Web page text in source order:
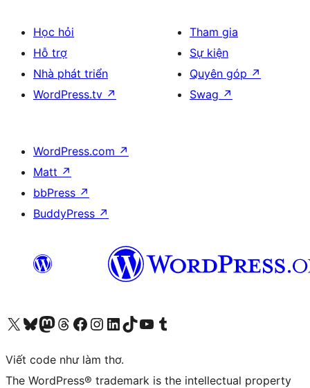
Học hỏi
Hỗ trợ
Nhà phát triển
WordPress.tv ↗
Tham gia
Sự kiện
Quyên góp ↗
Swag ↗
WordPress.com ↗
Matt ↗
bbPress ↗
BuddyPress ↗
Truy cập tài khoản X (trước đây là Twitter) của chúng tôiVisit our Bluesky account
Visit our Mastodon account
Visit our Threads account
Xem trang Facebook của chúng tôiTruy cập tài khoản Instagram của chúng tôiTruy cập tài khoản LinkedIn của chúng tôiVisit our TikTok account
Truy cập kênh YouTube của chúng tôi Visit our Tumblr account
Viết code như làm thơ.
The WordPress® trademark is the intellectual property